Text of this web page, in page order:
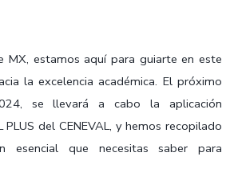
MX, estamos aquí para guiarte en este
la excelencia académica. El próximo
se llevará a cabo la aplicación
PLUS del CENEVAL, y hemos recopilado
esencial que necesitas saber para